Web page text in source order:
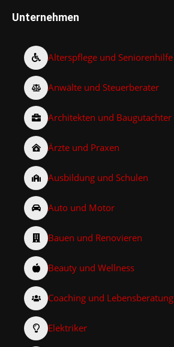
Unternehmen
Alterspflege und Seniorenhilfe
Anwälte und Steuerberater
Architekten und Baugutachter
Ärzte und Praxen
Ausbildung und Schulen
Auto und Motor
Bauen und Renovieren
Beauty und Wellness
Coaching und Lebensberatung
Elektriker